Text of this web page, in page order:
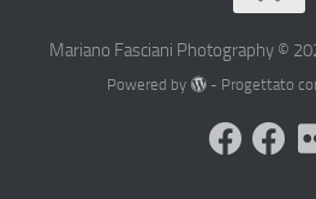
Mariano Fasciani Photography ©
Powered by - Progettato